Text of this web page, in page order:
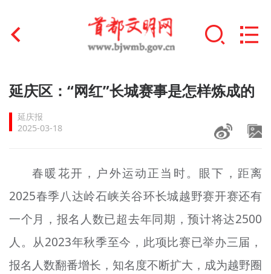
首页
文明创建
文明培育
+
未成年人思想道德建设
榜样人物
+
身边好人
延庆区：“网红”长城赛事是怎样炼成的
延庆报
2025-03-18
春暖花开，户外运动正当时。眼下，距离
2025春季八达岭石峡关谷环长城越野赛开赛还有
一个月，报名人数已超去年同期，预计将达2500
人。从2023年秋季至今，此项比赛已举办三届，
报名人数翻番增长，知名度不断扩大，成为越野圈